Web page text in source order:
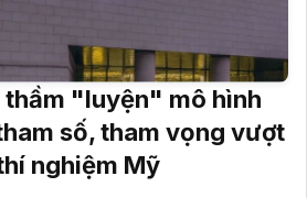
thầm "luyện" mô hình
số, tham vọng vượt
nghiệm Mỹ